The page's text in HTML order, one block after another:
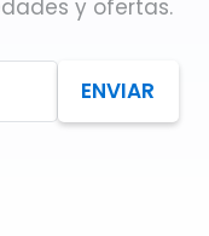
y ofertas.
ENVIAR